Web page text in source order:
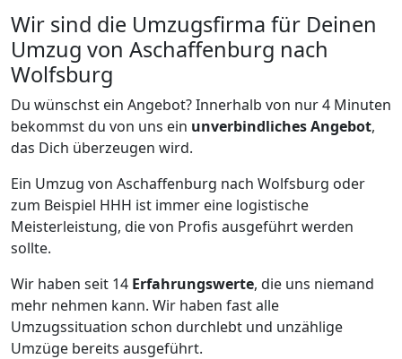
Wir sind die Umzugsfirma für Deinen
Umzug von Aschaffenburg nach
Wolfsburg
Du wünschst ein Angebot? Innerhalb von nur 4 Minuten
bekommst du von uns ein unverbindliches Angebot,
das Dich überzeugen wird.
Ein Umzug von Aschaffenburg nach Wolfsburg oder
zum Beispiel HHH ist immer eine logistische
Meisterleistung, die von Profis ausgeführt werden
sollte.
Wir haben seit 14 Erfahrungswerte, die uns niemand
mehr nehmen kann. Wir haben fast alle
Umzugssituation schon durchlebt und unzählige
Umzüge bereits ausgeführt.